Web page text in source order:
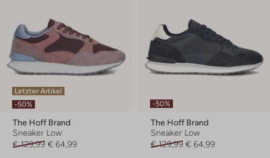
Letzter Artikel
-50%
The Hoff Brand
Sneaker Low
€ 129,99 € 64,99
-50%
The Hoff Brand
Sneaker Low
€ 129,99 € 64,99